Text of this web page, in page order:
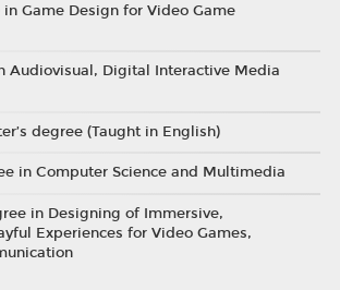
Game Design for Video Game
Audiovisual, Digital Interactive Media
degree (Taught in English)
in Computer Science and Multimedia
in Designing of Immersive,
Experiences for Video Games,